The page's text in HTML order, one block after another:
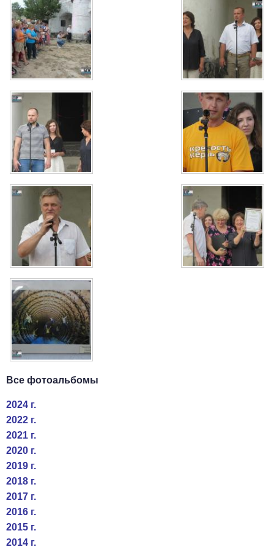
Все фотоальбомы
2024 г.
2022 г.
2021 г.
2020 г.
2019 г.
2018 г.
2017 г.
2016 г.
2015 г.
2014 г.